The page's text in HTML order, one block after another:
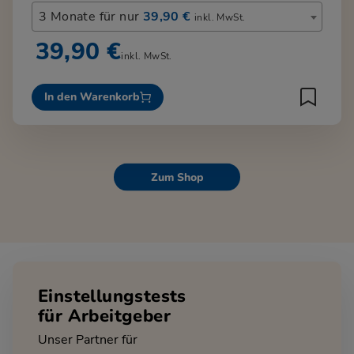
3 Monate für nur 39,90 € inkl. MwSt.
39,90 €inkl. MwSt.
In den Warenkorb
Zum Shop
Einstellungstests
für Arbeitgeber
Unser Partner für